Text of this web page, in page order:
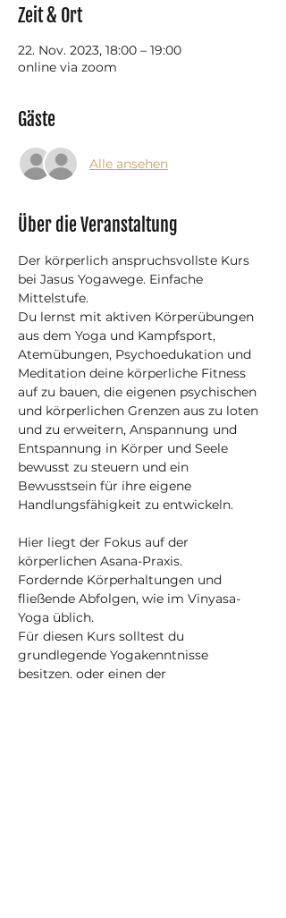
Zeit & Ort
22. Nov. 2023, 18:00 – 19:00
online via zoom
Gäste
Alle ansehen
Über die Veranstaltung
Der körperlich anspruchsvollste Kurs
bei Jasus Yogawege. Einfache
Mittelstufe.
Du lernst mit aktiven Körperübungen
aus dem Yoga und Kampfsport,
Atemübungen, Psychoedukation und
Meditation deine körperliche Fitness
auf zu bauen, die eigenen psychischen
und körperlichen Grenzen aus zu loten
und zu erweitern, Anspannung und
Entspannung in Körper und Seele
bewusst zu steuern und ein
Bewusstsein für ihre eigene
Handlungsfähigkeit zu entwickeln.
Hier liegt der Fokus auf der
körperlichen Asana-Praxis.
Fordernde Körperhaltungen und
fließende Abfolgen, wie im Vinyasa-
Yoga üblich.
Für diesen Kurs solltest du
grundlegende Yogakenntnisse
besitzen, oder einen der